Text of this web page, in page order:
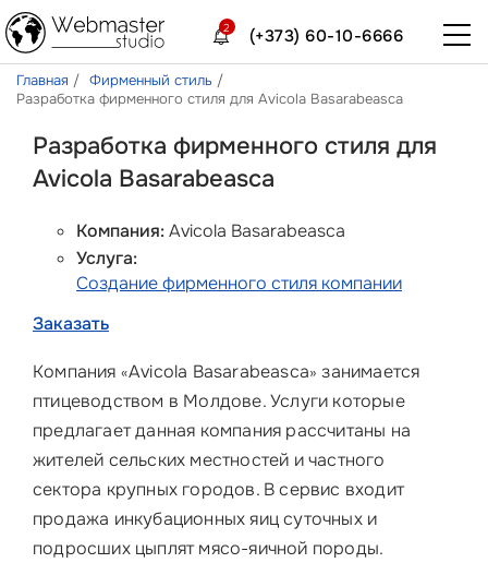
(+373) 60-10-6666
2
Главная
Фирменный стиль
Разработка фирменного стиля для Avicola Basarabeasca
Разработка фирменного стиля для
Avicola Basarabeasca
Компания:Avicola Basarabeasca
Услуга:
Создание фирменного стиля компании
Заказать
Компания «Avicola Basarabeasca»занимается
птицеводством в Молдове. Услуги которые
предлагает данная компания рассчитаны на
жителей сельских местностей и частного
сектора крупных городов. В сервис входит
продажа инкубационных яиц суточных и
подросших цыплят мясо-яичной породы.